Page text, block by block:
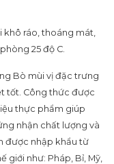
khô ráo, thoáng mát,
25 độ C.
Bò mùi vị đặc trưng
tốt. Công thức được
thực phẩm giúp
nhận chất lượng và
được nhập khẩu từ
giới như: Pháp, Bỉ, Mỹ,